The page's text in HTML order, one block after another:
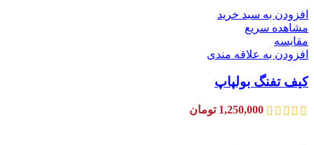
افزودن به سبد خرید
مشاهده سریع
مقایسه
افزودن به علاقه مندی
کیف تفنگ بولپاپ
1,250,000 تومان